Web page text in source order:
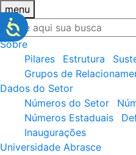
menu
Sobre
Pilares
Estrutura
Grupos de
Dados do Setor
Números do Setor
Números Estaduais
Inaugurações
Universidade Abrasce